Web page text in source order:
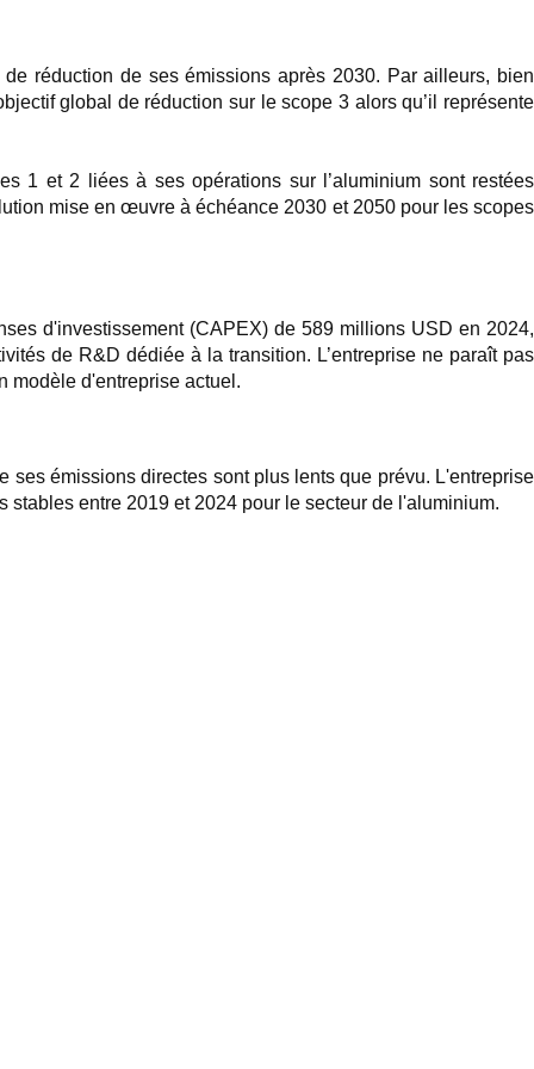
réduction de ses émissions après 2030. Par ailleurs, bien
global de réduction sur le scope 3 alors qu’il représente
1 et 2 liées à ses opérations sur l’aluminium sont restées
mise en œuvre à échéance 2030 et 2050 pour les scopes
d'investissement (CAPEX) de 589 millions USD en 2024,
de R&D dédiée à la transition. L’entreprise ne paraît pas
modèle d'entreprise actuel.
émissions directes sont plus lents que prévu. L'entreprise
entre 2019 et 2024 pour le secteur de l'aluminium.